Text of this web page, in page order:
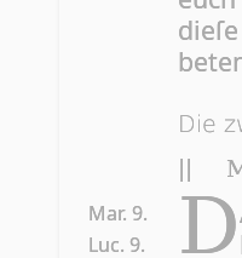
Die
Mar. 9.
Luc. 9.
D